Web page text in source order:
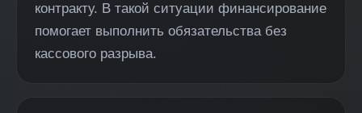
контракту. В такой ситуации финансирование
помогает выполнить обязательства без
кассового разрыва.